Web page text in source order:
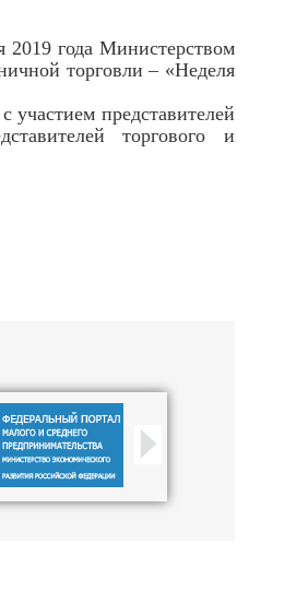
года Министерством
торговли – «Неделя
участием представителей
торгового и